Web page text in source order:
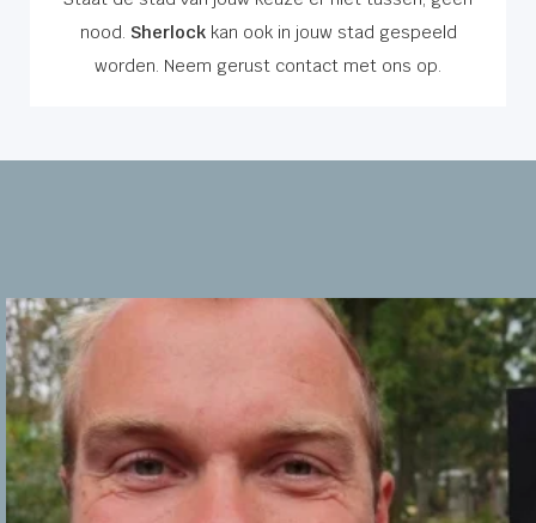
nood. Sherlockkan ook in jouw stad gespeeld
worden. Neem gerust contact met ons op.